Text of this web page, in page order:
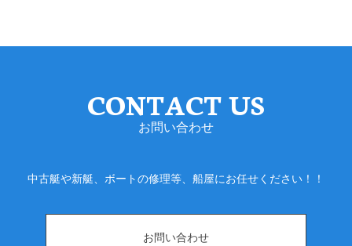
CONTACT US
お問い合わせ
中古艇や新艇、ボートの修理等、船屋にお任せください！！
お問い合わせ